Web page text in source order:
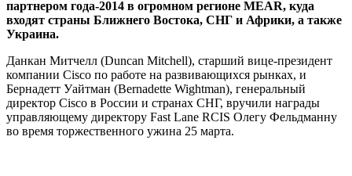
партнером года-2014 в огромном регионе MEAR, куда
входят страны Ближнего Востока, СНГ и Африки, а также
Украина.
Данкан Митчелл (Duncan Mitchell), старший вице-президент
компании Cisco по работе на развивающихся рынках, и
Бернадетт Уайтман (Bernadette Wightman), генеральный
директор Cisco в России и странах СНГ, вручили награды
управляющему директору Fast Lane RCIS Олегу Фельдманну
во время торжественного ужина 25 марта.